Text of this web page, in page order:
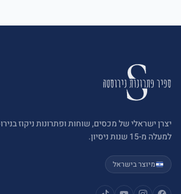
יצרן ישראלי של מכסים, שוחות ופתרונות ניקוז
למעלה מ-15 שנות ניסיון.
מיוצר בישראל